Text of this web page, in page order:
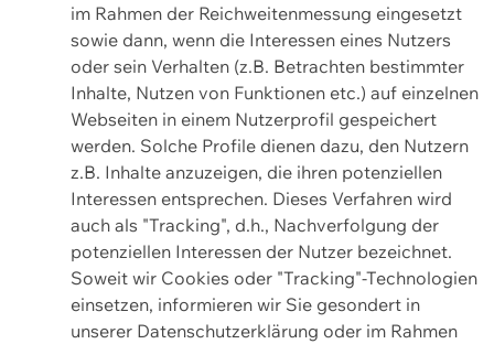
im Rahmen der Reichweitenmessung eingesetzt
sowie dann, wenn die Interessen eines Nutzers
oder sein Verhalten (z.B. Betrachten bestimmter
Inhalte, Nutzen von Funktionen etc.) auf einzelnen
Webseiten in einem Nutzerprofil gespeichert
werden. Solche Profile dienen dazu, den Nutzern
z.B. Inhalte anzuzeigen, die ihren potenziellen
Interessen entsprechen. Dieses Verfahren wird
auch als "Tracking", d.h., Nachverfolgung der
potenziellen Interessen der Nutzer bezeichnet.
Soweit wir Cookies oder "Tracking"-Technologien
einsetzen, informieren wir Sie gesondert in
unserer Datenschutzerklärung oder im Rahmen